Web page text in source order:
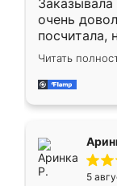
очень
посчитала,
Замерщик
делу со
за день,
Читать
5